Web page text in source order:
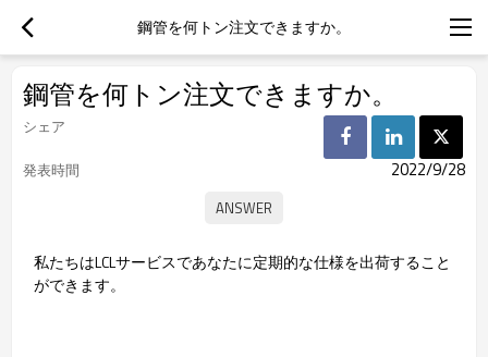
鋼管を何トン注文できますか。
鋼管を何トン注文できますか。
シェア
発表時間
2022/9/28
私たちはLCLサービスであなたに定期的な仕様を出荷すること
ができます。